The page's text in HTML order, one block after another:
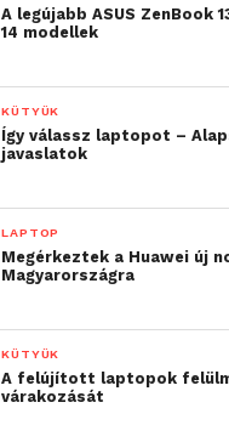
A legújabb ASUS ZenBook
14 modellek
KÜTYÜK
Így válassz laptopot –
javaslatok
LAPTOP
Megérkeztek a Huawei új
Magyarországra
KÜTYÜK
A felújított laptopok
várakozását